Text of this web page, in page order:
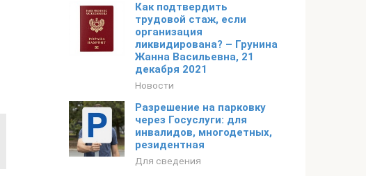
Как подтвердить
трудовой стаж, если
организация
ликвидирована? – Грунина
Жанна Васильевна, 21
декабря 2021
Новости
Разрешение на парковку
через Госуслуги: для
инвалидов, многодетных,
резидентная
Для сведения